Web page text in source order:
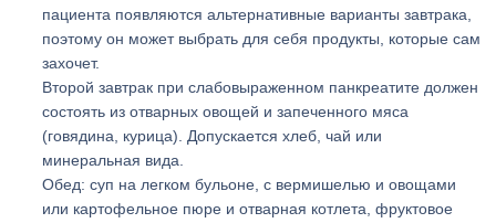
пациента появляются альтернативные варианты завтрака,
поэтому он может выбрать для себя продукты, которые сам
захочет.
Второй завтрак при слабовыраженном панкреатите должен
состоять из отварных овощей и запеченного мяса
(говядина, курица). Допускается хлеб, чай или
минеральная вида.
Обед: суп на легком бульоне, с вермишелью и овощами
или картофельное пюре и отварная котлета, фруктовое